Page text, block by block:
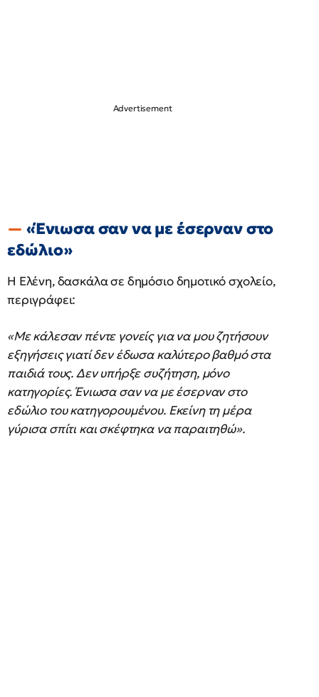
«Ένιωσα σαν να με έσερναν στο
εδώλιο»
Η Ελένη, δασκάλα σε δημόσιο δημοτικό σχολείο,
περιγράφει:
«Με κάλεσαν πέντε γονείς για να μου ζητήσουν
εξηγήσεις γιατί δεν έδωσα καλύτερο βαθμό στα
παιδιά τους. Δεν υπήρξε συζήτηση, μόνο
κατηγορίες. Ένιωσα σαν να με έσερναν στο
εδώλιο του κατηγορουμένου. Εκείνη τη μέρα
γύρισα σπίτι και σκέφτηκα να παραιτηθώ».